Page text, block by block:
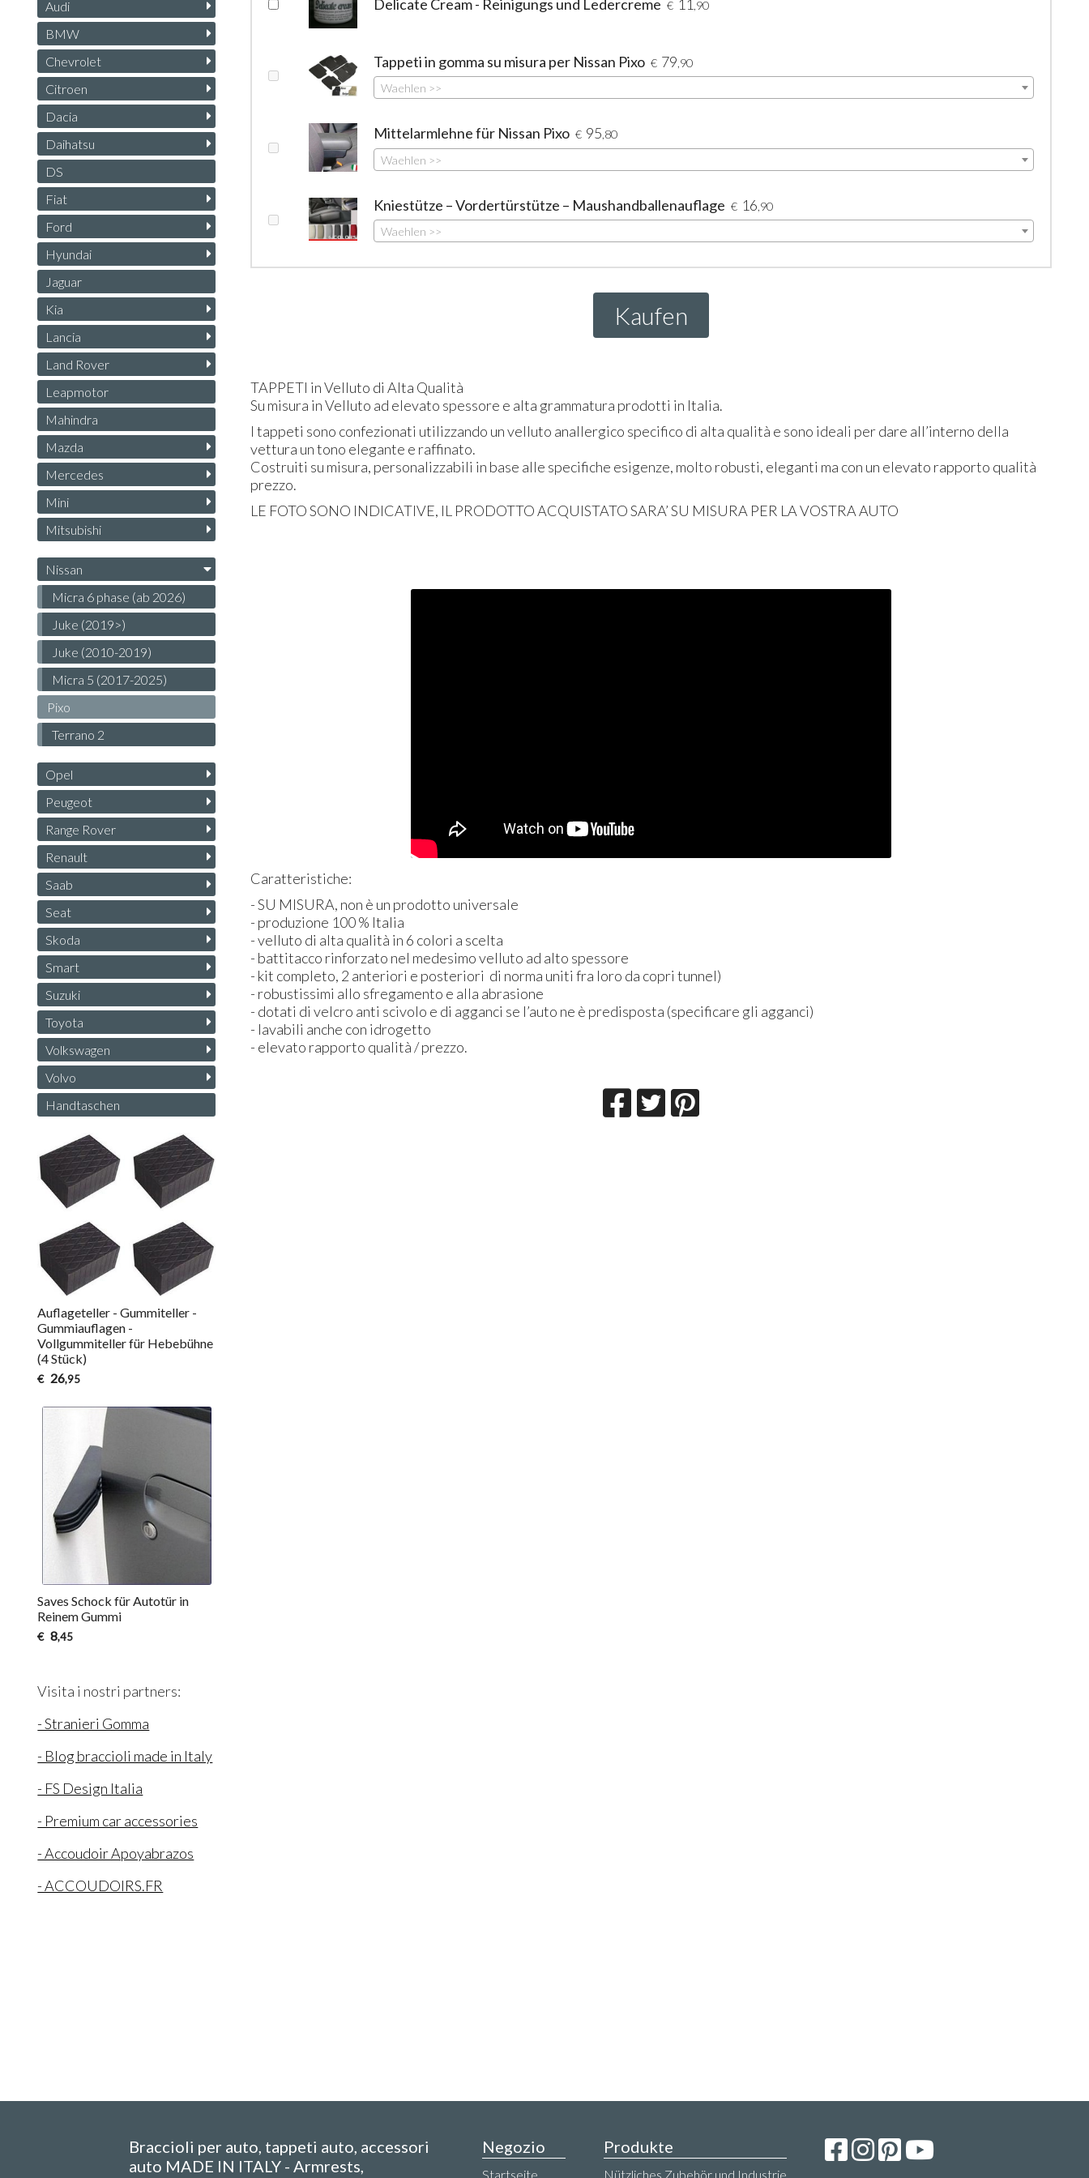
Delicate Cream - Reinigungs und Ledercreme € 11 ,90
Tappeti in gomma su misura per Nissan Pixo € 79 ,90
Waehlen >>
Mittelarmlehne für Nissan Pixo € 95 ,80
Waehlen >>
Kniestütze – Vordertürstütze – Maushandballenauflage € 16 ,90
Waehlen >>
Kaufen
TAPPETI in Velluto di Alta Qualità
Su misura in Velluto ad elevato spessore e alta grammatura prodotti in Italia.
I tappeti sono confezionati utilizzando un velluto anallergico specifico di alta qualità e sono ideali per dare all’interno della
vettura un tono elegante e raffinato.
Costruiti su misura, personalizzabili in base alle specifiche esigenze, molto robusti, eleganti ma con un elevato rapporto qualità
prezzo.
LE FOTOSONO INDICATIVE, IL PRODOTTOACQUISTATOSARA’ SU MISURA PER LAVOSTRAAUTO
Caratteristiche:
- SU MISURA, non è un prodotto universale
- produzione 100 % Italia
- velluto di alta qualità in 6 colori a scelta
- battitacco rinforzato nel medesimo velluto ad alto spessore
- kit completo, 2 anteriori e posteriori di norma uniti fra loro da copri tunnel)
- robustissimi allo sfregamento e alla abrasione
- dotati di velcro anti scivolo e di agganci se l’auto ne è predisposta (specificare gli agganci)
- lavabili anche con idrogetto
- elevato rapporto qualità / prezzo.
Audi
BMW
Chevrolet
Citroen
Dacia
Daihatsu
DS
Fiat
Ford
Hyundai
Jaguar
Kia
Lancia
Land Rover
Leapmotor
Mahindra
Mazda
Mercedes
Mini
Mitsubishi
Nissan
Micra 6 phase (ab 2026)
Juke (2019>)
Juke (2010-2019)
Micra 5 (2017-2025)
Pixo
Terrano 2
Opel
Peugeot
Range Rover
Renault
Saab
Seat
Skoda
Smart
Suzuki
Toyota
Volkswagen
Volvo
Handtaschen
Auflageteller - Gummiteller -
Gummiauflagen -
Vollgummiteller für Hebebühne
(4 Stück)
€ 26,95
Saves Schock für Autotür in
Reinem Gummi
€ 8,45
Visita i nostri partners:
- Stranieri Gomma
- Blog braccioli made in Italy
- FS Design Italia
- Premium car accessories
- Accoudoir Apoyabrazos
- ACCOUDOIRS.FR
Braccioli per auto, tappeti auto, accessori
auto MADE IN ITALY - Armrests,
Negozio
Startseite
Produkte
Nützliches Zubehör und Industrie